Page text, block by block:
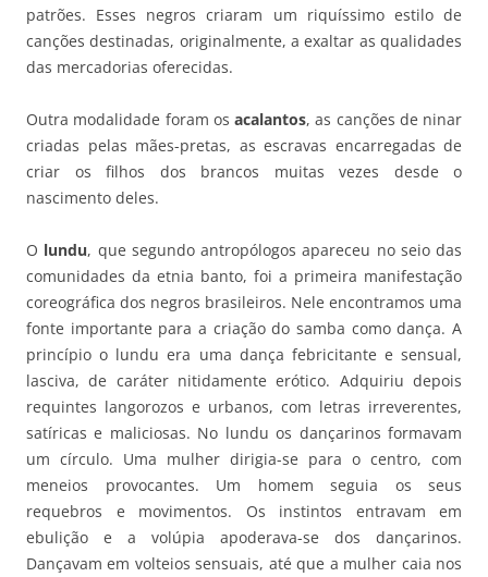
patrões. Esses negros criaram um riquíssimo estilo de
canções destinadas, originalmente, a exaltar as qualidades
das mercadorias oferecidas.
Outra modalidade foram os acalantos, as canções de ninar
criadas pelas mães-pretas, as escravas encarregadas de
criar os filhos dos brancos muitas vezes desde o
nascimento deles.
O lundu, que segundo antropólogos apareceu no seio das
comunidades da etnia banto, foi a primeira manifestação
coreográfica dos negros brasileiros. Nele encontramos uma
fonte importante para a criação do samba como dança. A
princípio o lundu era uma dança febricitante e sensual,
lasciva, de caráter nitidamente erótico. Adquiriu depois
requintes langorozos e urbanos, com letras irreverentes,
satíricas e maliciosas. No lundu os dançarinos formavam
um círculo. Uma mulher dirigia-se para o centro, com
meneios provocantes. Um homem seguia os seus
requebros e movimentos. Os instintos entravam em
ebulição e a volúpia apoderava-se dos dançarinos.
Dançavam em volteios sensuais, até que a mulher caia nos